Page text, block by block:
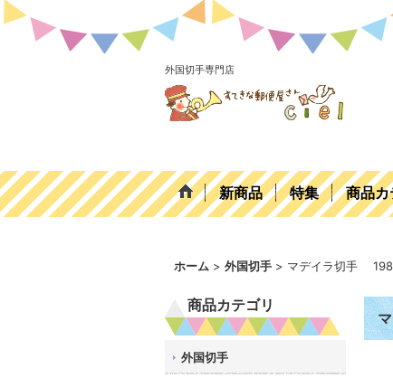
外国切手専門店
新商品 特集 商品
ホーム > 外国切手 > マデイラ切手
商品カテゴリ
外国切手